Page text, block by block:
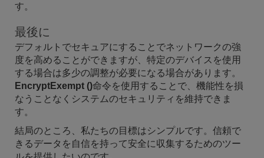
す。
最後に
デフォルトでセキュアにすることでネットワークの強
度を高めることができますが、特定のデバイスを使用
する場合は多少の調整が必要になる場合があります。
EncryptExempt ()命令を使用することで、機能性を損
なうことなくシステムのセキュリティを維持できま
す。
結局のところ、私たちの目標はシンプルです。信頼で
きるデータを自信を持って安全に収集するためのツー